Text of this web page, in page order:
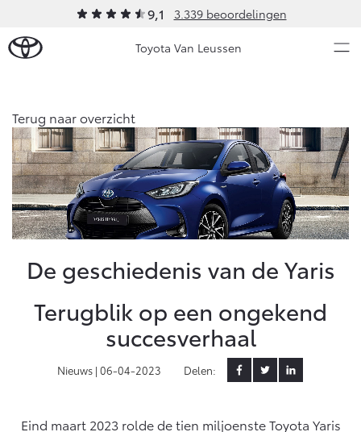
9,1 3.339 beoordelingen
Toyota Van Leussen
Ons bedrijf
Ons bedrijf
Contact en Route
Vacatures
Klantbeoordelingen
Modellen
Aygo X
HYBRIDE
Yaris
HYBRIDE
Vanaf € 27.195,-
Occasions
Onderhoud op Maat
Terug naar overzicht
De geschiedenis van de Yaris
Terugblik op een ongekend
succesverhaal
Nieuws | 06-04-2023 Delen:
Eind maart 2023 rolde de tien miljoenste Toyota Yaris